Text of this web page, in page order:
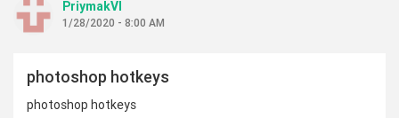
PriymakVl
1/28/2020 - 8:00 AM
photoshop hotkeys
photoshop hotkeys